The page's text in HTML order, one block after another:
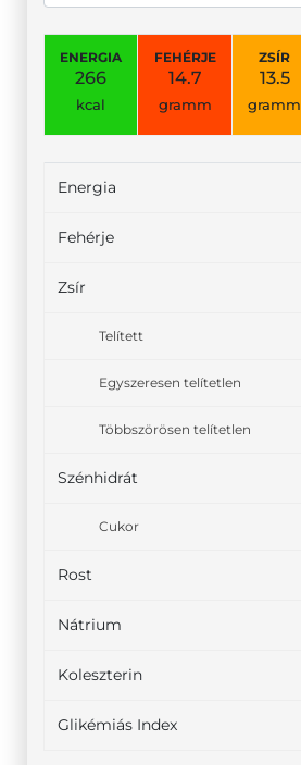
ENERGIA
266
kcal
FEHÉRJE
14.7
gramm
ZSÍR
13.5
gramm
Energia
Fehérje
Zsír
Telített
Egyszeresen telítetlen
Többszörösen telítetlen
Szénhidrát
Cukor
Rost
Nátrium
Koleszterin
Glikémiás Index